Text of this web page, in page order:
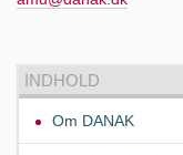
INDHOLD
Om DANAK